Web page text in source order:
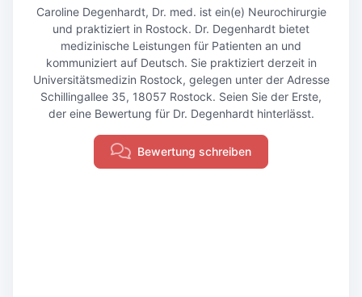
Caroline Degenhardt, Dr. med. ist ein(e) Neurochirurgie
und praktiziert in Rostock. Dr. Degenhardt bietet
medizinische Leistungen für Patienten an und
kommuniziert auf Deutsch. Sie praktiziert derzeit in
Universitätsmedizin Rostock, gelegen unter der Adresse
Schillingallee 35, 18057 Rostock. Seien Sie der Erste,
der eine Bewertung für Dr. Degenhardt hinterlässt.
Bewertung schreiben